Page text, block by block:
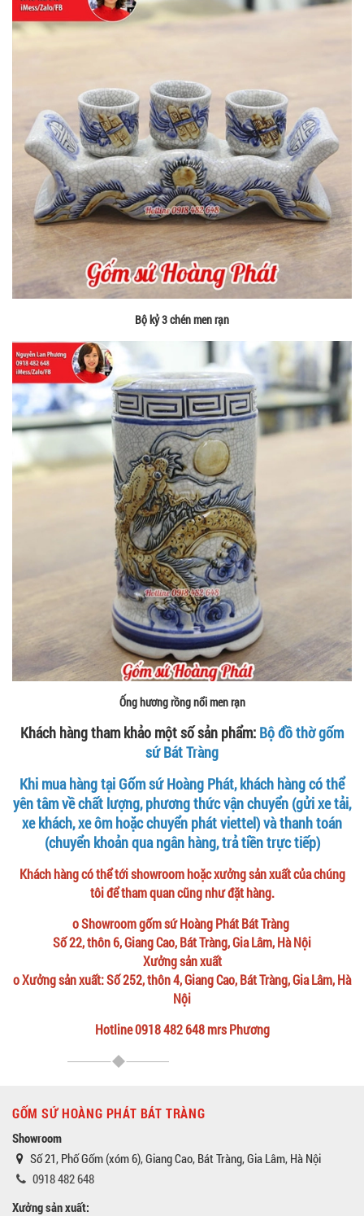
Bộ kỷ 3 chén men rạn
Ống hương rồng nổi men rạn
Khách hàng tham khảo một số sản phẩm: Bộ đồ thờ gốm
sứ Bát Tràng
Khi mua hàng tại Gốm sứ Hoàng Phát, khách hàng có thể
yên tâm về chất lượng, phương thức vận chuyển (gửi xe tải,
xe khách, xe ôm hoặc chuyển phát viettel) và thanh toán
(chuyển khoản qua ngân hàng, trả tiền trực tiếp)
Khách hàng có thể tới showroom hoặc xưởng sản xuất của chúng
tôi để tham quan cũng như đặt hàng.
o Showroom gốm sứ Hoàng Phát Bát Tràng
Số 22, thôn 6, Giang Cao, Bát Tràng, Gia Lâm, Hà Nội
Xưởng sản xuất
o Xưởng sản xuất: Số 252, thôn 4, Giang Cao, Bát Tràng, Gia Lâm, Hà
Nội
Hotline 0918 482 648 mrs Phương
GỐM SỨ HOÀNG PHÁT BÁT TRÀNG
Showroom
Số 21, Phố Gốm (xóm 6), Giang Cao, Bát Tràng, Gia Lâm, Hà Nội
0918 482 648
Xưởng sản xuất: